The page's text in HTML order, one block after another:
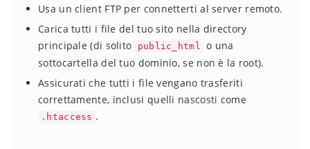
Usa un client FTP per connetterti al server remoto.
Carica tutti i file del tuo sito nella directory
principale (di solito
public_html
o una
sottocartella del tuo dominio, se non è la root).
Assicurati che tutti i file vengano trasferiti
correttamente, inclusi quelli nascosti come
.htaccess .